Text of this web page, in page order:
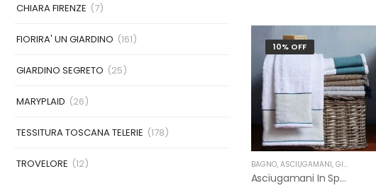
CHIARA FIRENZE (7)
FIORIRA' UN GIARDINO (161)
GIARDINO SEGRETO (25)
MARYPLAID (26)
TESSITURA TOSCANA TELERIE (178)
TROVELORE (12)
10% OFF
BAGNO, ASCIUGAMANI, GIARDINO SEGRETO
Asciugamani In Spugna E Lino Di Giardino Segreto